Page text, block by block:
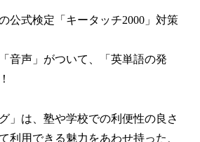
公式検定「キータッチ2000」対策
音声」がついて、「英単語の発
」は、塾や学校での利便性の良さ
利用できる魅力 をあわせ持った、